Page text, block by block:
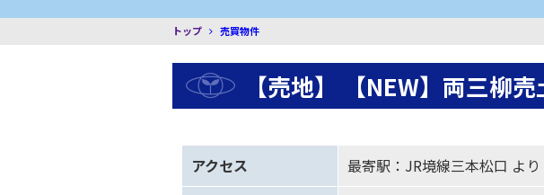
トップ 売買物件
売地 【NEW】両三柳
アクセス
最寄駅：JR境線三本松口 よ